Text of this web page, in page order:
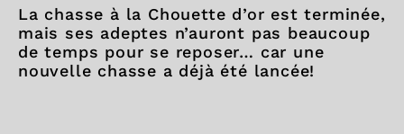
La chasse à la Chouette d’or est terminée,
mais ses adeptes n’auront pas beaucoup
de temps pour se reposer… car une
nouvelle chasse a déjà été lancée!